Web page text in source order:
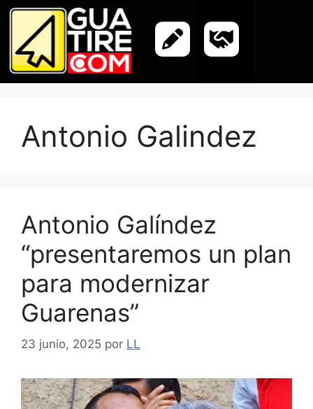
Antonio Galindez
Antonio Galíndez
“presentaremos un plan
para modernizar
Guarenas”
23 junio, 2025 por LL